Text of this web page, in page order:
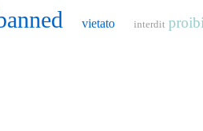
vietato interdit